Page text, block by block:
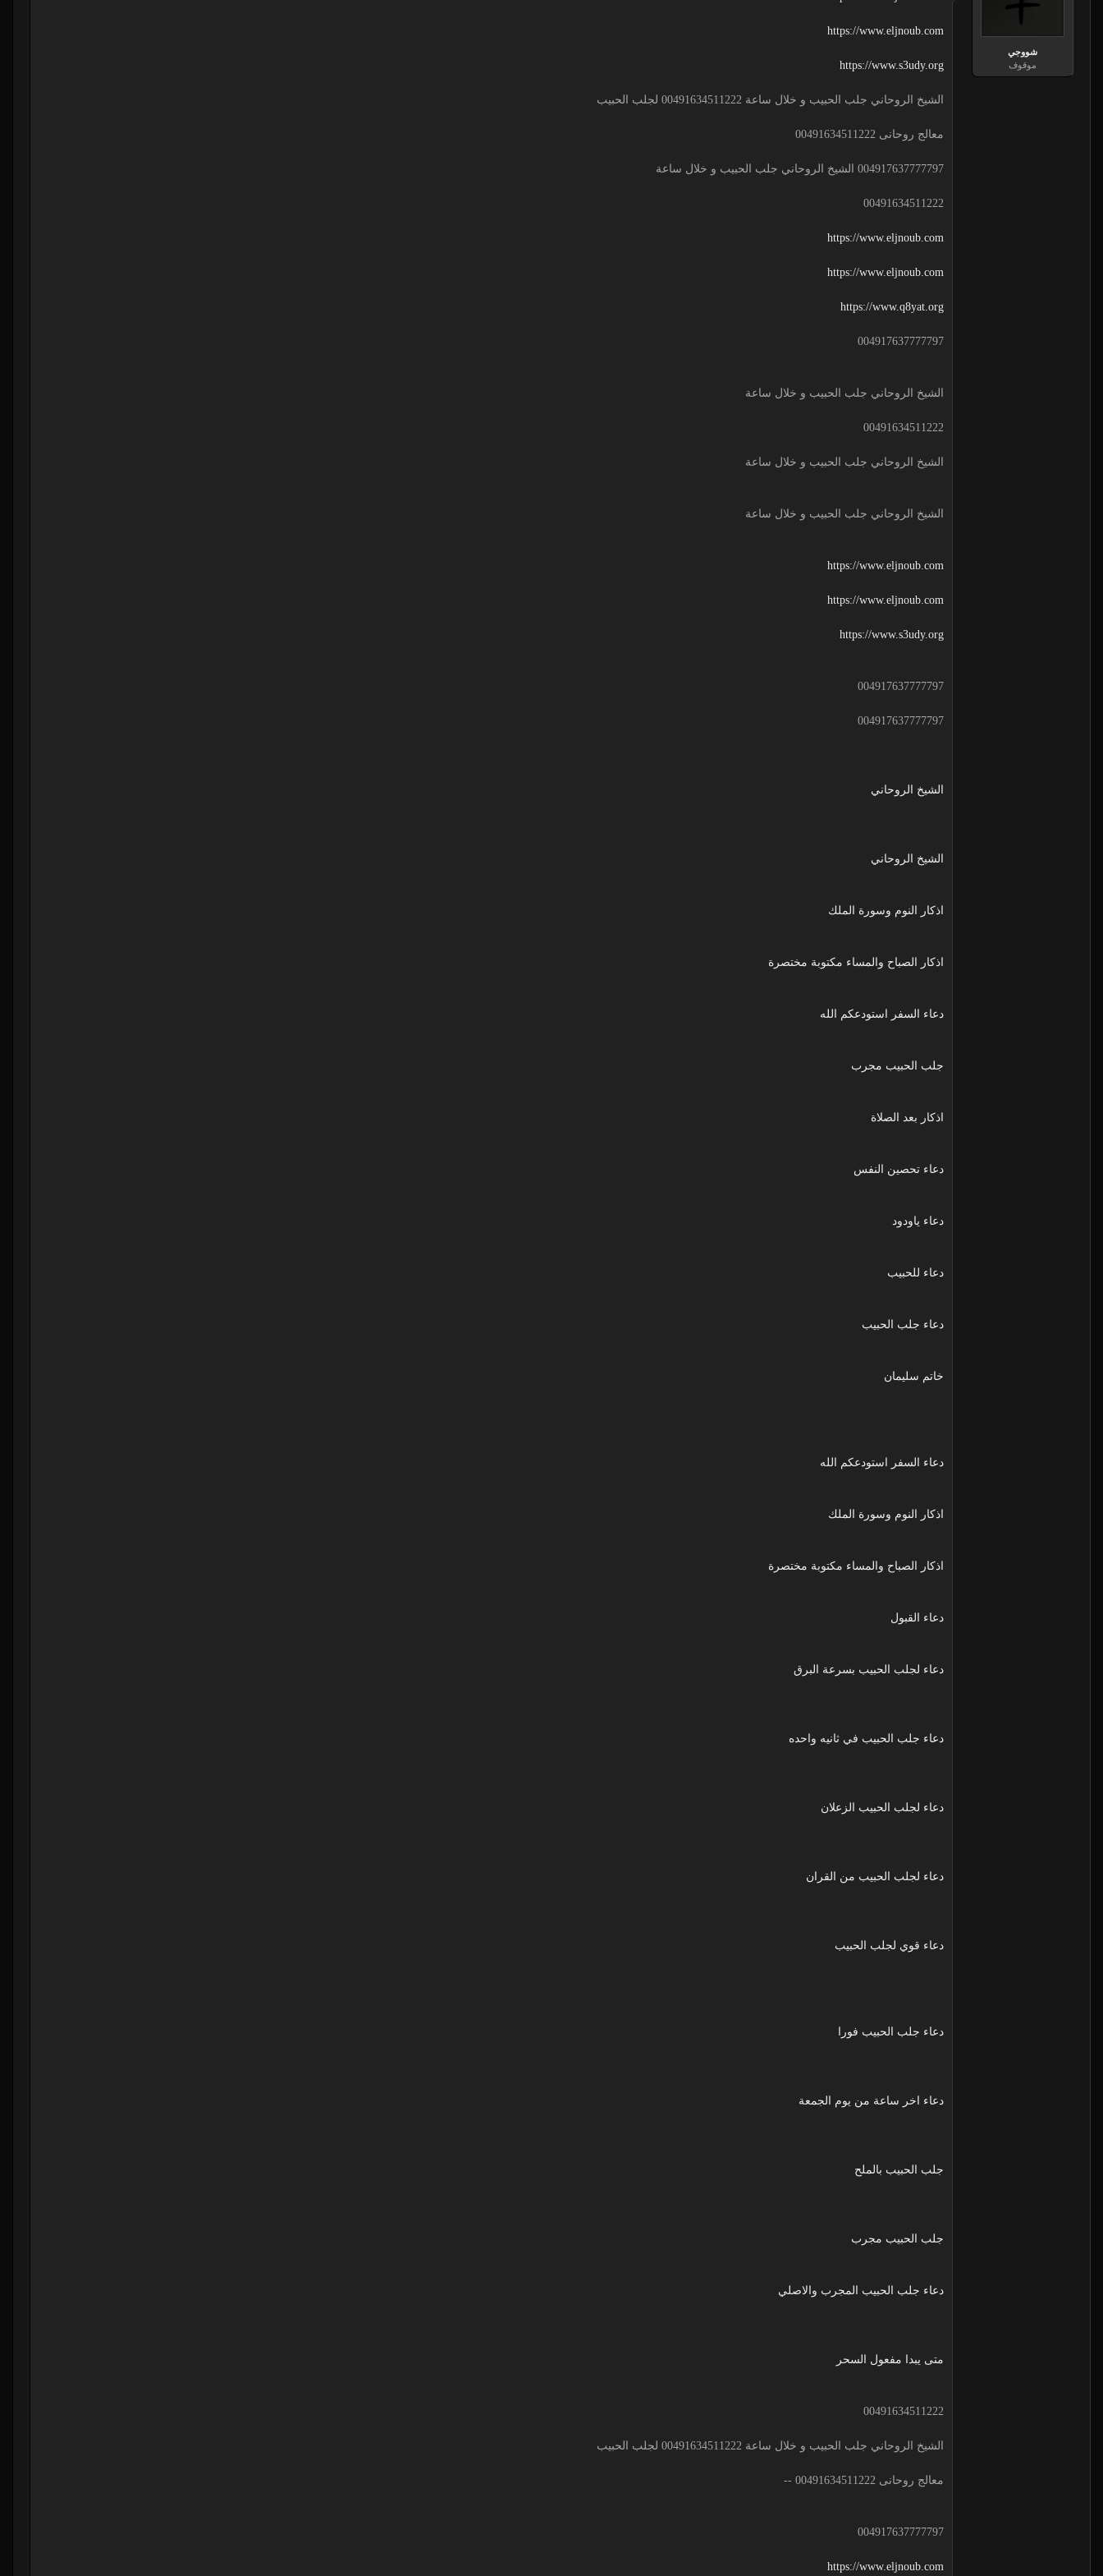
شووجي
موقوف
https://www.eljnoub.com
https://www.s3udy.org
الشيخ الروحاني جلب الحبيب و خلال ساعة 00491634511222 لجلب الحبيب
معالج روحانى 00491634511222
004917637777797 الشيخ الروحاني جلب الحبيب و خلال ساعة
00491634511222
https://www.eljnoub.com
https://www.eljnoub.com
https://www.q8yat.org
004917637777797
الشيخ الروحاني جلب الحبيب و خلال ساعة
00491634511222
الشيخ الروحاني جلب الحبيب و خلال ساعة
الشيخ الروحاني جلب الحبيب و خلال ساعة
https://www.eljnoub.com
https://www.eljnoub.com
https://www.s3udy.org
004917637777797
004917637777797
الشيخ الروحاني
الشيخ الروحاني
اذكار النوم وسورة الملك
اذكار الصباح والمساء مكتوبة مختصرة
دعاء السفر استودعكم الله
جلب الحبيب مجرب
اذكار بعد الصلاة
دعاء تحصين النفس
دعاء ياودود
دعاء للحبيب
دعاء جلب الحبيب
خاتم سليمان
دعاء السفر استودعكم الله
اذكار النوم وسورة الملك
اذكار الصباح والمساء مكتوبة مختصرة
دعاء القبول
دعاء لجلب الحبيب بسرعة البرق
دعاء جلب الحبيب في ثانيه واحده
دعاء لجلب الحبيب الزعلان
دعاء لجلب الحبيب من القران
دعاء قوي لجلب الحبيب
دعاء جلب الحبيب فورا
دعاء اخر ساعة من يوم الجمعة
جلب الحبيب بالملح
جلب الحبيب مجرب
دعاء جلب الحبيب المجرب والاصلي
متى يبدا مفعول السحر
00491634511222
الشيخ الروحاني جلب الحبيب و خلال ساعة 00491634511222 لجلب الحبيب
معالج روحانى 00491634511222 --
004917637777797
https://www.eljnoub.com